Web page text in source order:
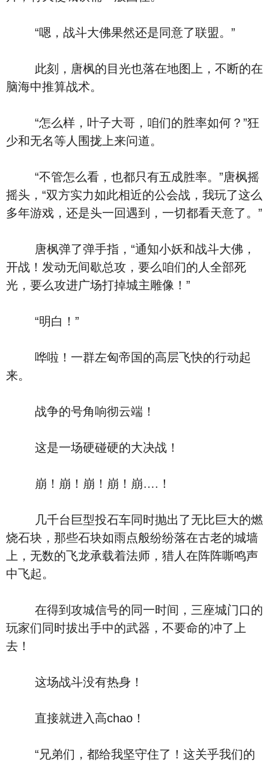
“嗯，战斗大佛果然还是同意了联盟。”
此刻，唐枫的目光也落在地图上，不断的在
脑海中推算战术。
“怎么样，叶子大哥，咱们的胜率如何？”狂
少和无名等人围拢上来问道。
“不管怎么看，也都只有五成胜率。”唐枫摇
摇头，“双方实力如此相近的公会战，我玩了这么
多年游戏，还是头一回遇到，一切都看天意了。”
唐枫弹了弹手指，“通知小妖和战斗大佛，
开战！发动无间歇总攻，要么咱们的人全部死
光，要么攻进广场打掉城主雕像！”
“明白！”
哗啦！一群左匈帝国的高层飞快的行动起
来。
战争的号角响彻云端！
这是一场硬碰硬的大决战！
崩！崩！崩！崩！崩….！
几千台巨型投石车同时抛出了无比巨大的燃
烧石块，那些石块如雨点般纷纷落在古老的城墙
上，无数的飞龙承载着法师，猎人在阵阵嘶鸣声
中飞起。
在得到攻城信号的同一时间，三座城门口的
玩家们同时拔出手中的武器，不要命的冲了上
去！
这场战斗没有热身！
直接就进入高chao！
“兄弟们，都给我坚守住了！这关乎我们的